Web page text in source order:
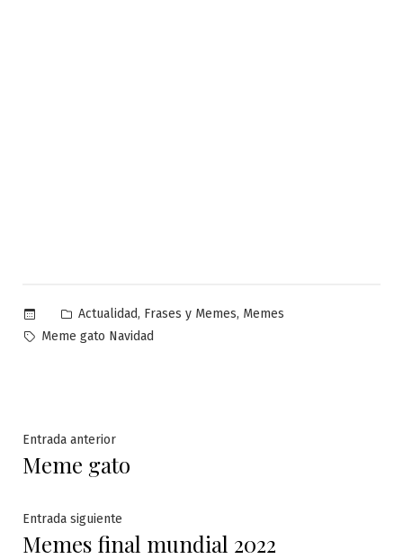
Publicado
en
Actualidad, Frases y Memes, Memes
Etiquetas:
Meme gato Navidad
Navegación
de
entradas
Entrada anteriorEntrada
anterior:
Meme gato
Entrada siguiente
siguiente:
Memes final mundial 2022